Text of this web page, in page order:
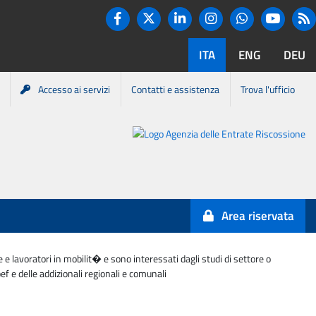
Twitter
LinkedinInstagram
ITA ENG DEU
Accesso ai servizi Contatti e assistenza Trova l'ufficio
Agenzia
Entrate-
Riscossione
Area riservata
lavoratori in mobilit� e sono interessati dagli studi di settore o
delle addizionali regionali e comunali